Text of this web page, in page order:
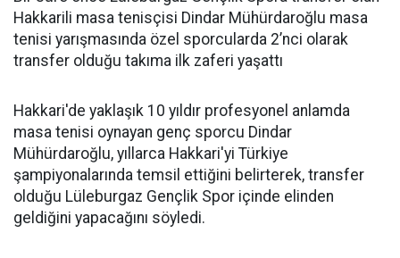
Hakkarili masa tenisçisi Dindar Mühürdaroğlu masa
tenisi yarışmasında özel sporcularda 2’nci olarak
transfer olduğu takıma ilk zaferi yaşattı
Hakkari'de yaklaşık 10 yıldır profesyonel anlamda
masa tenisi oynayan genç sporcu Dindar
Mühürdaroğlu, yıllarca Hakkari'yi Türkiye
şampiyonalarında temsil ettiğini belirterek, transfer
olduğu Lüleburgaz Gençlik Spor içinde elinden
geldiğini yapacağını söyledi.